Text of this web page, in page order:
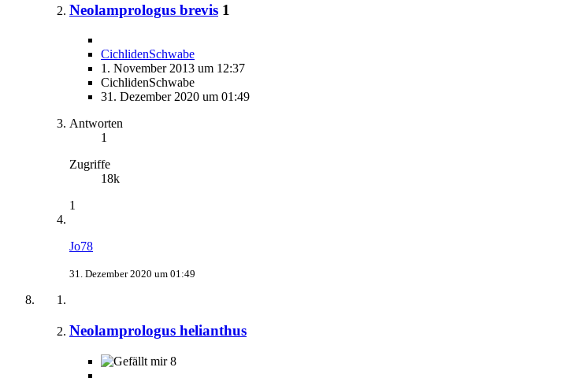
Neolamprologus brevis 1
CichlidenSchwabe
1. November 2013 um 12:37
CichlidenSchwabe
31. Dezember 2020 um 01:49
Antworten
1
Zugriffe
18k
1
Jo78
31. Dezember 2020 um 01:49
Neolamprologus helianthus
8